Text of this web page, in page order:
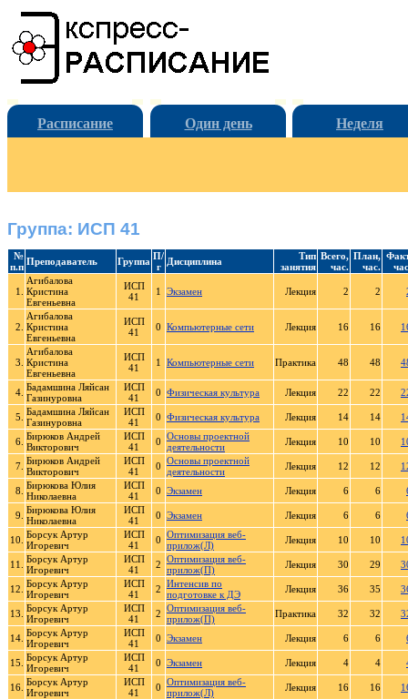
Расписание Один день Неделя
Группа: ИСП 41
№
п.п Преподаватель Группа П/
г
Дисциплина
Тип
занятия
Всего,
час.
План,
час.
1.
Агибалова
Кристина
Евгеньевна
ИСП
41
1 Экзамен Лекция 2 2
2.
Агибалова
Кристина
Евгеньевна
ИСП
41
0 Компьютерные сети Лекция 16 16
3.
Агибалова
Кристина
Евгеньевна
ИСП
41
1 Компьютерные сети Практика 48 48
4. Бадамшина Ляйсан
Газинуровна
ИСП
41
0 Физическая культура Лекция 22 22
5. Бадамшина Ляйсан
Газинуровна
ИСП
41
0 Физическая культура Лекция 14 14
6. Бирюков Андрей
Викторович
ИСП
41
0 Основы проектной
деятельности
Лекция 10 10
7. Бирюков Андрей
Викторович
ИСП
41
0 Основы проектной
деятельности
Лекция 12 12
8. Бирюкова Юлия
Николаевна
ИСП
41
0 Экзамен Лекция 6 6
9. Бирюкова Юлия
Николаевна
ИСП
41
0 Экзамен Лекция 6 6
10. Борсук Артур
Игоревич
ИСП
41
0 Оптимизация веб-
прилож(Л)
Лекция 10 10
11.
Борсук Артур
Игоревич
ИСП
41
2 Оптимизация веб-
прилож(П)
Лекция 30 29
12. Борсук Артур
Игоревич
ИСП
41
2 Интенсив по
подготовке к ДЭ
Лекция 36 35
13. Борсук Артур
Игоревич
ИСП
41
2 Оптимизация веб-
прилож(П)
Практика 32 32
14. Борсук Артур
Игоревич
ИСП
41
0 Экзамен Лекция 6 6
15. Борсук Артур
Игоревич
ИСП
41
0 Экзамен Лекция 4 4
16. Борсук Артур
Игоревич
ИСП
41
0 Оптимизация веб-
прилож(Л)
Лекция 16 16